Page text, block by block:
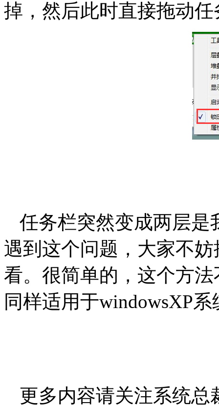
掉，然后此时直接拖动
任务栏突然变成两层是
遇到这个问题，大家不
看。很简单的，这个方
同样适用于windowsXP系
更多内容请关注系统总